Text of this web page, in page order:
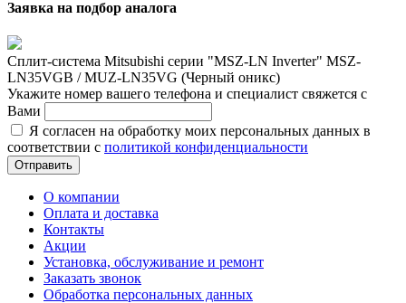
Заявка на подбор аналога
Сплит-система Mitsubishi серии "MSZ-LN Inverter" MSZ-
LN35VGB / MUZ-LN35VG (Черный оникс)
Укажите номер вашего телефона и специалист свяжется с
Вами
Я согласен на обработку моих персональных данных в
соответствии с политикой конфиденциальности
Отправить
О компании
Оплата и доставка
Контакты
Акции
Установка, обслуживание и ремонт
Заказать звонок
Обработка персональных данных